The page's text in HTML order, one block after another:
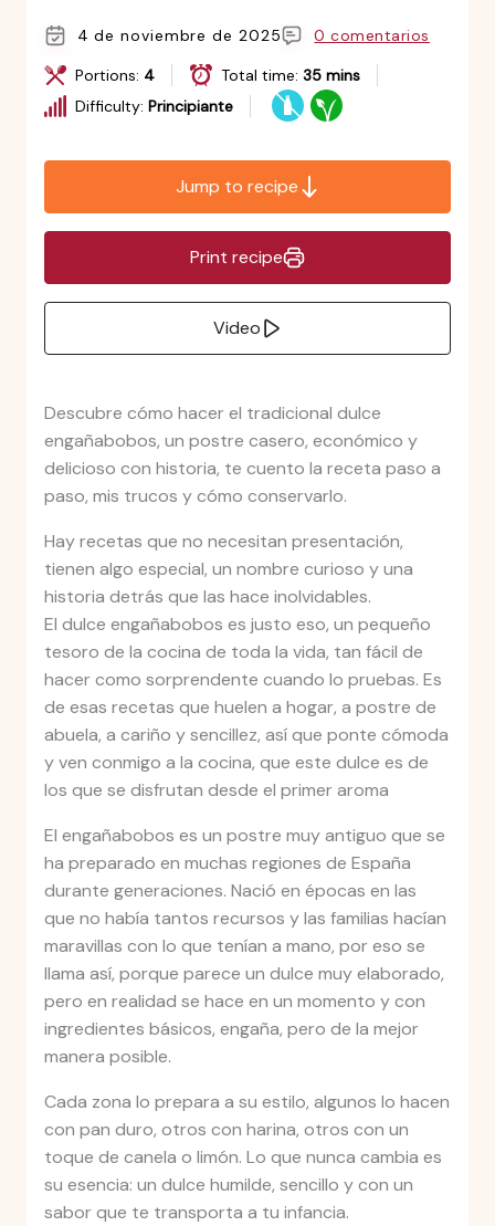
4 de noviembre de 2025
0 comentarios
Portions: 4 Total time: 35 mins
Difficulty: Principiante
Jump to recipe
Print recipe
Video
Descubre cómo hacer el tradicional dulce
engañabobos, un postre casero, económico y
delicioso con historia, te cuento la receta paso a
paso, mis trucos y cómo conservarlo.
Hay recetas que no necesitan presentación,
tienen algo especial, un nombre curioso y una
historia detrás que las hace inolvidables.
El dulce engañabobos es justo eso, un pequeño
tesoro de la cocina de toda la vida, tan fácil de
hacer como sorprendente cuando lo pruebas. Es
de esas recetas que huelen a hogar, a postre de
abuela, a cariño y sencillez, así que ponte cómoda
y ven conmigo a la cocina, que este dulce es de
los que se disfrutan desde el primer aroma
El engañabobos es un postre muy antiguo que se
ha preparado en muchas regiones de España
durante generaciones. Nació en épocas en las
que no había tantos recursos y las familias hacían
maravillas con lo que tenían a mano, por eso se
llama así, porque parece un dulce muy elaborado,
pero en realidad se hace en un momento y con
ingredientes básicos, engaña, pero de la mejor
manera posible.
Cada zona lo prepara a su estilo, algunos lo hacen
con pan duro, otros con harina, otros con un
toque de canela o limón. Lo que nunca cambia es
su esencia: un dulce humilde, sencillo y con un
sabor que te transporta a tu infancia.